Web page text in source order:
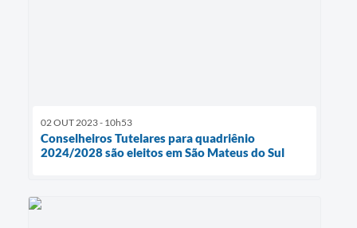
02 OUT 2023 - 10h53
Conselheiros Tutelares para quadriênio
2024/2028 são eleitos em São Mateus do Sul